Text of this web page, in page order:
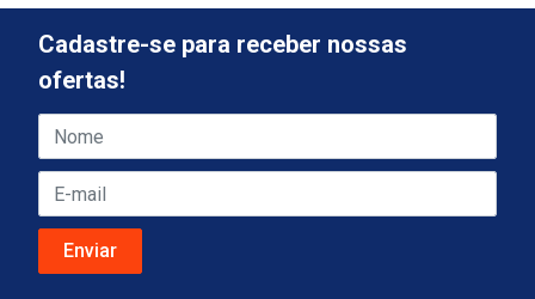
Cadastre-se para receber nossas
ofertas!